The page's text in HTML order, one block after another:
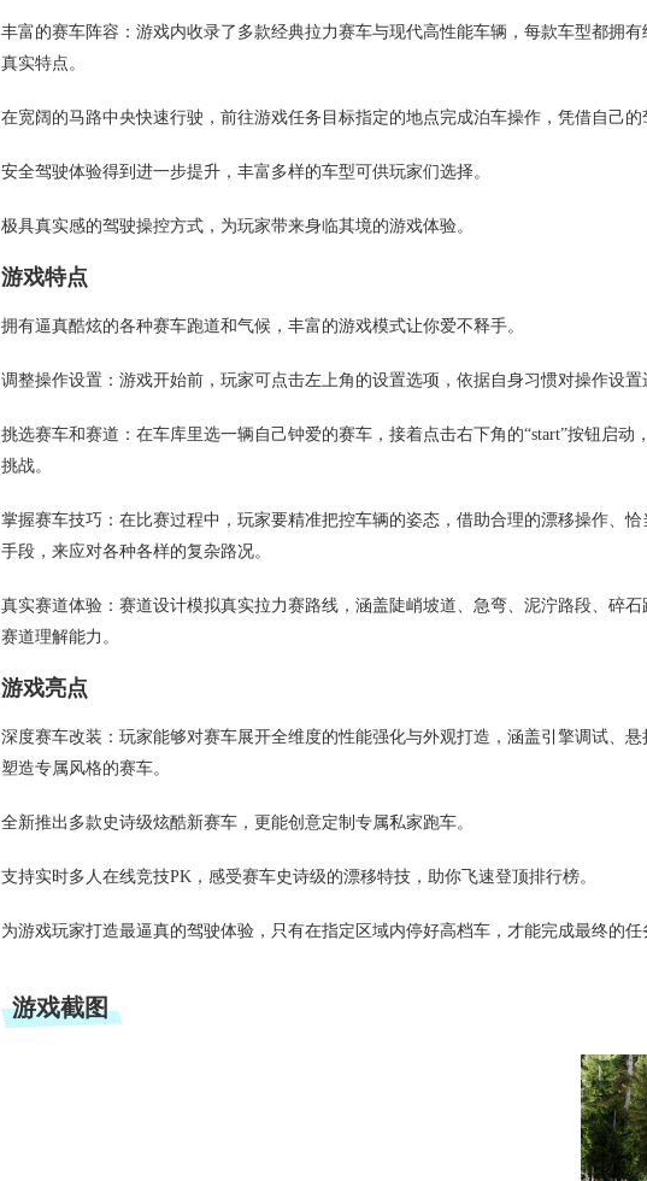
丰富的赛车阵容：游戏内收录了多款经典拉力赛车与现代高性能车辆，每款车型都拥
真实特点。
在宽阔的马路中央快速行驶，前往游戏任务目标指定的地点完成泊车操作，凭借自己的
安全驾驶体验得到进一步提升，丰富多样的车型可供玩家们选择。
极具真实感的驾驶操控方式，为玩家带来身临其境的游戏体验。
游戏特点
拥有逼真酷炫的各种赛车跑道和气候，丰富的游戏模式让你爱不释手。
调整操作设置：游戏开始前，玩家可点击左上角的设置选项，依据自身习惯对操作设置
挑选赛车和赛道：在车库里选一辆自己钟爱的赛车，接着点击右下角的“start”按钮启
挑战。
掌握赛车技巧：在比赛过程中，玩家要精准把控车辆的姿态，借助合理的漂移操作、
手段，来应对各种各样的复杂路况。
真实赛道体验：赛道设计模拟真实拉力赛路线，涵盖陡峭坡道、急弯、泥泞路段、碎
赛道理解能力。
游戏亮点
深度赛车改装：玩家能够对赛车展开全维度的性能强化与外观打造，涵盖引擎调试、
塑造专属风格的赛车。
全新推出多款史诗级炫酷新赛车，更能创意定制专属私家跑车。
支持实时多人在线竞技PK，感受赛车史诗级的漂移特技，助你飞速登顶排行榜。
为游戏玩家打造最逼真的驾驶体验，只有在指定区域内停好高档车，才能完成最终的任
游戏截图